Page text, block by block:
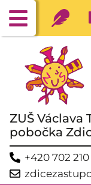
ZUŠ Václava
pobočka
+420 702